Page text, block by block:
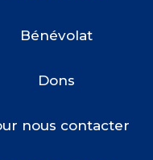
Bénévolat
Dons
nous contacter